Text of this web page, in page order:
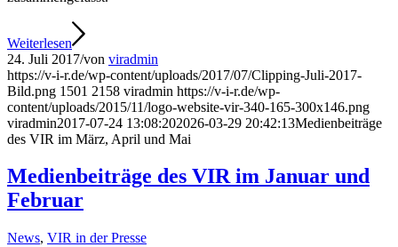
Weiterlesen
24. Juli 2017/von viradmin
https://v-i-r.de/wp-content/uploads/2017/07/Clipping-Juli-2017-
Bild.png 1501 2158 viradmin https://v-i-r.de/wp-
content/uploads/2015/11/logo-website-vir-340-165-300x146.png
viradmin2017-07-24 13:08:202026-03-29 20:42:13Medienbeiträge
des VIR im März, April und Mai
Medienbeiträge des VIR im Januar und
Februar
News, VIR in der Presse